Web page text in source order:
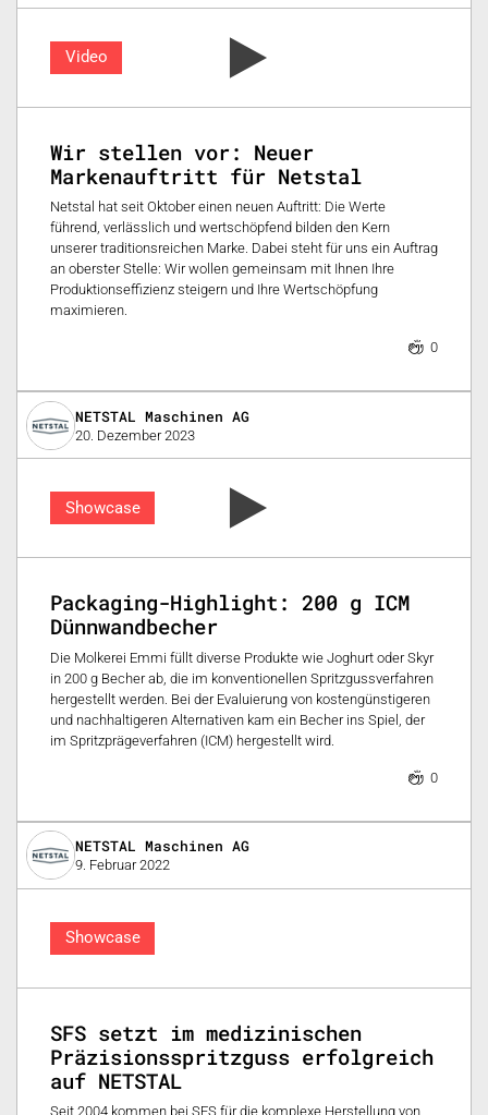
Video
Wir stellen vor: Neuer
Markenauftritt für Netstal
Netstal hat seit Oktober einen neuen Auftritt: Die Werte
führend, verlässlich und wertschöpfend bilden den Kern
unserer traditionsreichen Marke. Dabei steht für uns ein Auftrag
an oberster Stelle: Wir wollen gemeinsam mit Ihnen Ihre
Produktionseffizienz steigern und Ihre Wertschöpfung
maximieren.
0
NETSTAL Maschinen AG
20. Dezember 2023
Showcase
Packaging-Highlight: 200 g ICM
Dünnwandbecher
Die Molkerei Emmi füllt diverse Produkte wie Joghurt oder Skyr
in 200 g Becher ab, die im konventionellen Spritzgussverfahren
hergestellt werden. Bei der Evaluierung von kostengünstigeren
und nachhaltigeren Alternativen kam ein Becher ins Spiel, der
im Spritzprägeverfahren (ICM) hergestellt wird.
0
NETSTAL Maschinen AG
9. Februar 2022
Showcase
SFS setzt im medizinischen
Präzisionsspritzguss erfolgreich
auf NETSTAL
Seit 2004 kommen bei SFS für die komplexe Herstellung von